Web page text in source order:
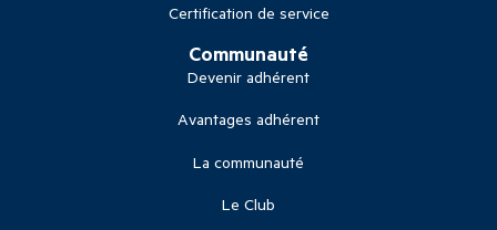
Certification de service
Communauté
Devenir adhérent
Avantages adhérent
La communauté
Le Club